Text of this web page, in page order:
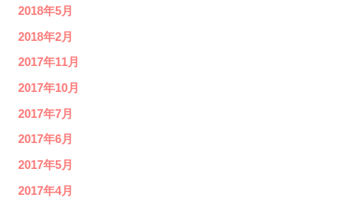
2018年5月
2018年2月
2017年11月
2017年10月
2017年7月
2017年6月
2017年5月
2017年4月